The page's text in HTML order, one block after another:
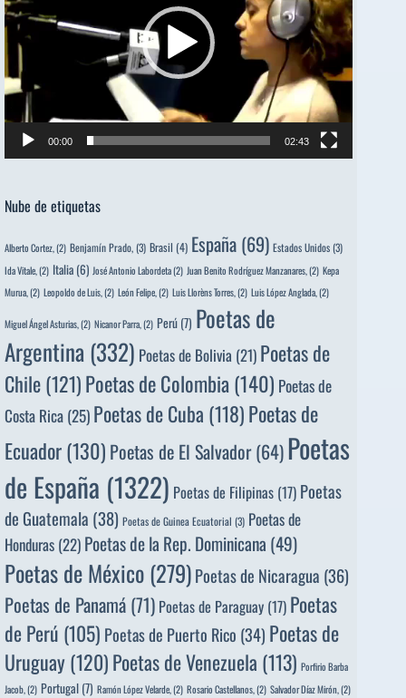
00:00 02:43
Nube de etiquetas
Alberto Cortez, (2) Benjamín Prado,(3) Brasil (4) España (69) Estados Unidos(3)
Ida Vitale, (2) Italia (6) José Antonio Labordeta(2) Juan Benito Rodríguez Manzanares, (2) Kepa
Murua, (2) Leopoldo de Luis, (2) León Felipe, (2) Luis Llorèns Torres, (2) Luis López Anglada, (2)
Miguel Ángel Asturias, (2) Nicanor Parra, (2) Perú (7) Poetas de
Argentina (332) Poetas de Bolivia (21) Poetas de
Chile(121)Poetas de Colombia (140) Poetas de
Costa Rica(25)Poetas de Cuba (118)Poetas de
Ecuador(130) Poetas de El Salvador(64)Poetas
de España (1322) Poetas de Filipinas (17) Poetas
de Guatemala (38) Poetas de Guinea Ecuatorial (3) Poetas de
Honduras (22) Poetas de la Rep. Dominicana (49)
Poetas de México(279)Poetas de Nicaragua (36)
Poetas de Panamá (71) Poetas de Paraguay (17) Poetas
de Perú (105) Poetas de Puerto Rico (34) Poetas de
Uruguay(120)Poetas de Venezuela (113) Porfirio Barba
Jacob, (2) Portugal (7) Ramón López Velarde, (2) Rosario Castellanos, (2) Salvador Díaz Mirón, (2)